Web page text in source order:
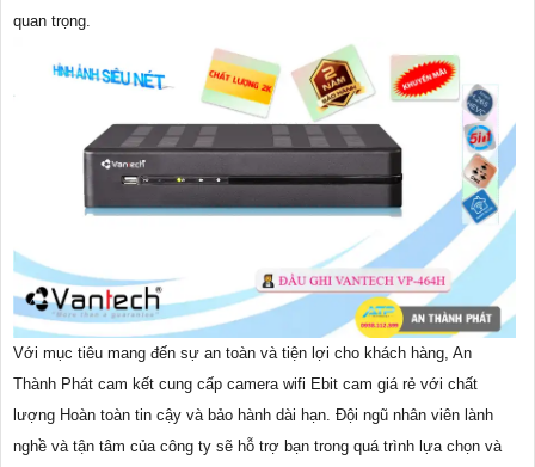
quan trọng.
Với mục tiêu mang đến sự an toàn và tiện lợi cho khách hàng, An
Thành Phát cam kết cung cấp camera wifi Ebit cam giá rẻ với chất
lượng Hoàn toàn tin cậy và bảo hành dài hạn. Đội ngũ nhân viên lành
nghề và tận tâm của công ty sẽ hỗ trợ bạn trong quá trình lựa chọn và